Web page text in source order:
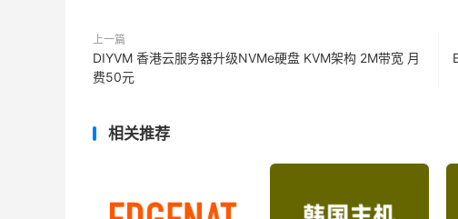
上一篇
DIYVM 香港云服务器升级NVMe硬盘 KVM架构 2M带宽 月
费50元
相关推荐